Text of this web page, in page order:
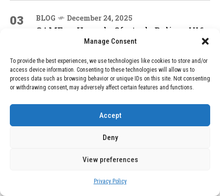
Manage Consent
To provide the best experiences, we use technologies like cookies to store and/or
access device information. Consenting to these technologies will allow us to
process data such as browsing behavior or unique IDs on this site. Not consenting
or withdrawing consent, may adversely affect certain features and functions.
Accept
Deny
View preferences
Privacy Policy
03 BLOG December 24, 2025
GAME se Une a la Oferta de Balizas V16
Geolocalizadas, Obligatorias a Partir de
04 BLOG December 24, 2025
de Ancianos de Pensilvania Deja al
Menos Dos Víctimas Fatales